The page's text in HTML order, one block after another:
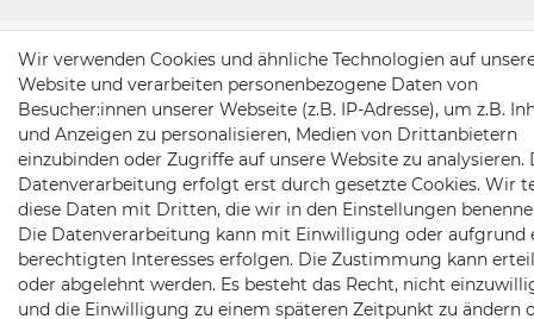
Wir verwenden Cookies und ähnliche Technologien auf
Website und verarbeiten personenbezogene Daten von
Besucher:innen unserer Webseite (z.B. IP-Adresse), um z.B.
und Anzeigen zu personalisieren, Medien von Drittanbietern
einzubinden oder Zugriffe auf unsere Website zu analysieren.
Datenverarbeitung erfolgt erst durch gesetzte Cookies. Wir
diese Daten mit Dritten, die wir in den Einstellungen
Die Datenverarbeitung kann mit Einwilligung oder aufgrund
berechtigten Interesses erfolgen. Die Zustimmung kann
oder abgelehnt werden. Es besteht das Recht, nicht
und die Einwilligung zu einem späteren Zeitpunkt zu ändern